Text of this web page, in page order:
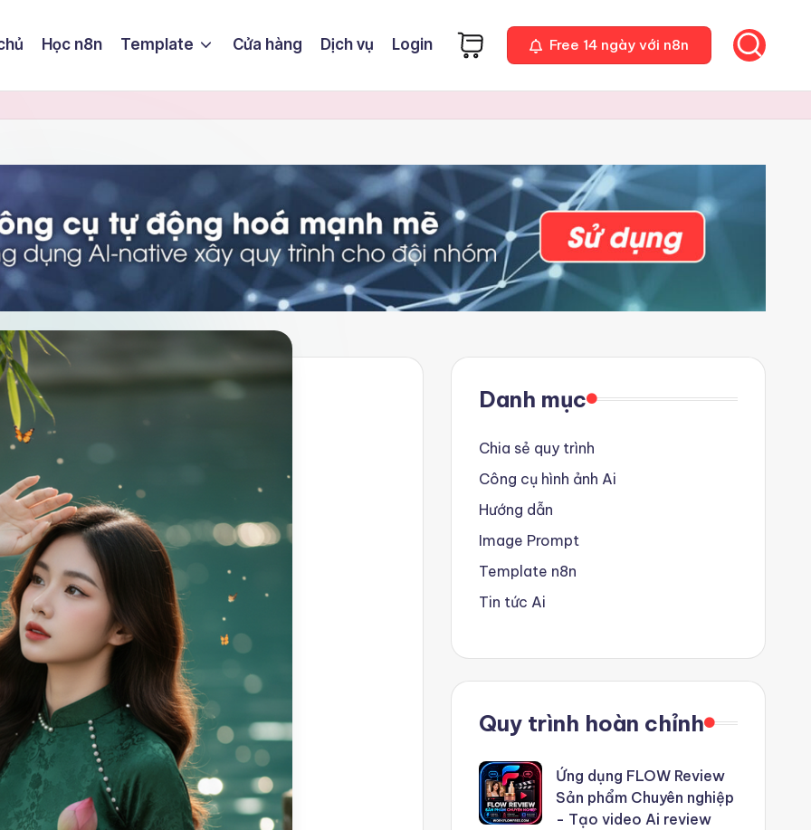
Học n8n Template Cửa hàng Dịch vụ Login Free 14 ngày với n8n
Danh mục
Chia sẻ quy trình
Công cụ hình ảnh Ai
Hướng dẫn
Image Prompt
Template n8n
Tin tức Ai
Quy trình hoàn chỉnh
Ứng dụng FLOW Review
Sản phẩm Chuyên nghiệp
- Tạo video Ai review